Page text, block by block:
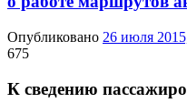
Опубликовано 26 июля
675
К сведению